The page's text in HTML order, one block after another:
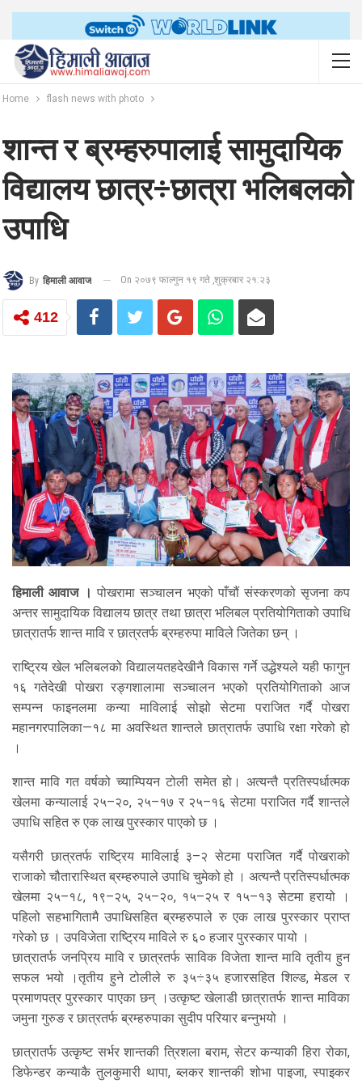
Home flash news with photo
शान्त र ब्रम्हरुपालाई सामुदायिक
विद्यालय छात्र÷छात्रा भलिबलको
उपाधि
By हिमाली आवाज On २०७९ फाल्गुन १९ गते ,शुक्रबार २१:२३
412
हिमाली आवाज । पोखरामा सञ्चालन भएको पाँचौं संस्करणको सृजना कप
अन्तर सामुदायिक विद्यालय छात्र तथा छात्रा भलिबल प्रतियोगिताको उपाधि
छात्रातर्फ शान्त मावि र छात्रतर्फ ब्रम्हरुपा माविले जितेका छन् ।
राष्ट्रिय खेल भलिबलको विद्यालयतहदेखीनै विकास गर्ने उद्धेश्यले यही फागुन
१६ गतेदेखी पोखरा रङ्गशालामा सञ्चालन भएको प्रतियोगिताको आज
सम्पन्न फाइनलमा कन्या माविलाई सोझो सेटमा पराजित गर्दै पोखरा
महानगरपालिका—१८ मा अवस्थित शान्तले छात्रातर्फ उपाधि रक्षा गरेको हो
।
शान्त मावि गत वर्षको च्याम्पियन टोली समेत हो। अत्यन्तै प्रतिस्पर्धात्मक
खेलमा कन्यालाई २५–२०, २५–१७ र २५–१६ सेटमा पराजित गर्दै शान्तले
उपाधि सहित रु एक लाख पुरस्कार पाएको छ ।
यसैगरी छात्रतर्फ राष्ट्रिय माविलाई ३–२ सेटमा पराजित गर्दै पोखराको
राजाको चौतारास्थित ब्रम्हरुपाले उपाधि चुमेको हो । अत्यन्तै प्रतिस्पर्धात्मक
खेलमा २५–१८, १९–२५, २५–२०, १५–२५ र १५–१३ सेटमा हरायो ।
पहिलो सहभागितामै उपाधिसहित ब्रम्हरुपाले रु एक लाख पुरस्कार प्राप्त
गरेको छ । उपविजेता राष्ट्रिय माविले रु ६० हजार पुरस्कार पायो ।
छात्रातर्फ जनप्रिय मावि र छात्रतर्फ साविक विजेता शान्त मावि तृतीय हुन
सफल भयो ।तृतीय हुने टोलीले रु ३५÷३५ हजारसहित शिल्ड, मेडल र
प्रमाणपत्र पुरस्कार पाएका छन् ।उत्कृष्ट खेलाडी छात्रातर्फ शान्त माविका
जमुना गुरुङ र छात्रतर्फ ब्रम्हरुपाका सुदीप परियार बन्नुभयो ।
छात्रातर्फ उत्कृष्ट सर्भर शान्तकी त्रिशला बराम, सेटर कन्याकी हिरा रोका,
डिफेन्डर कन्याकै तुलकुमारी थापा, ब्लकर शान्तकी शोभा पाइजा, स्पाइकर